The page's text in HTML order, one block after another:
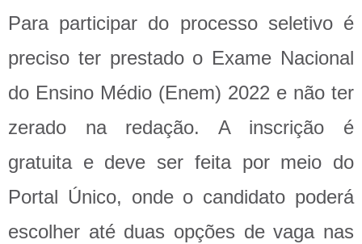
Para participar do processo seletivo é
preciso ter prestado o Exame Nacional
do Ensino Médio (Enem) 2022 e não ter
zerado na redação. A inscrição é
gratuita e deve ser feita por meio do
Portal Único, onde o candidato poderá
escolher até duas opções de vaga nas